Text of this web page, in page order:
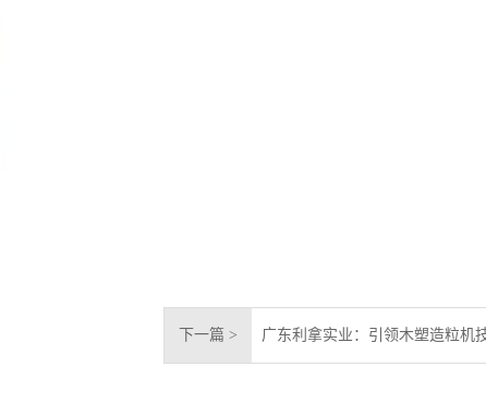
下一篇 > 广东利拿实业：引领木塑造粒机